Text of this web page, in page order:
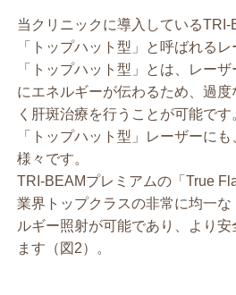
当クリニックに導入しているTRI-
「トップハット型」と呼ばれるレ
「トップハット型」とは、レー
にエネルギーが伝わるため、過
く肝斑治療を行うことが可能です
「トップハット型」レーザーに
様々です。
TRI-BEAMプレミアムの「True
業界トップクラスの非常に均一
ルギー照射が可能であり、より安
ます（図2）。